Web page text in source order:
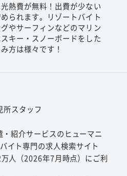
熱費が無料！出費が少ない
られます。リゾートバイト
やサーフィンなどのマリン
キー・スノーボードをした
方は様々です！
所スタッフ
紹介サービスのヒューマニ
イト専門の求人検索サイト
人（2026年7月時点）にご利